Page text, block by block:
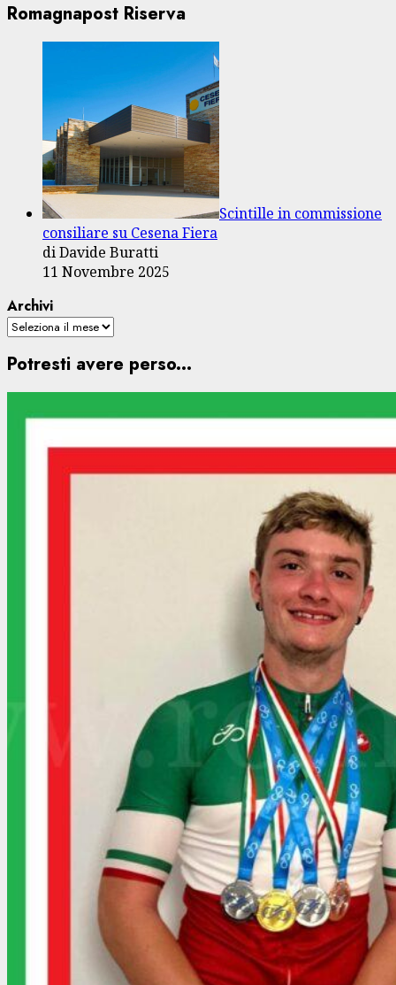
Romagnapost Riserva
Scintille in commissione
consiliare su Cesena Fiera
di Davide Buratti
11 Novembre 2025
Archivi
Potresti avere perso...